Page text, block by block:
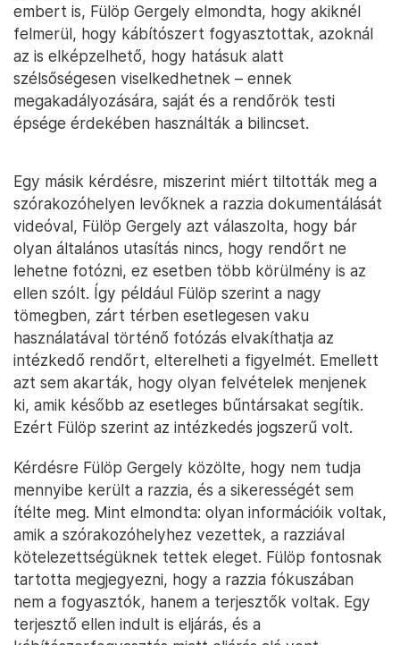
embert is, Fülöp Gergely elmondta, hogy akiknél
felmerül, hogy kábítószert fogyasztottak, azoknál
az is elképzelhető, hogy hatásuk alatt
szélsőségesen viselkedhetnek – ennek
megakadályozására, saját és a rendőrök testi
épsége érdekében használták a bilincset.
Egy másik kérdésre, miszerint miért tiltották meg a
szórakozóhelyen levőknek a razzia dokumentálását
videóval, Fülöp Gergely azt válaszolta, hogy bár
olyan általános utasítás nincs, hogy rendőrt ne
lehetne fotózni, ez esetben több körülmény is az
ellen szólt. Így például Fülöp szerint a nagy
tömegben, zárt térben esetlegesen vaku
használatával történő fotózás elvakíthatja az
intézkedő rendőrt, elterelheti a figyelmét. Emellett
azt sem akarták, hogy olyan felvételek menjenek
ki, amik később az esetleges bűntársakat segítik.
Ezért Fülöp szerint az intézkedés jogszerű volt.
Kérdésre Fülöp Gergely közölte, hogy nem tudja
mennyibe került a razzia, és a sikerességét sem
ítélte meg. Mint elmondta: olyan információik voltak,
amik a szórakozóhelyhez vezettek, a razziával
kötelezettségüknek tettek eleget. Fülöp fontosnak
tartotta megjegyezni, hogy a razzia fókuszában
nem a fogyasztók, hanem a terjesztők voltak. Egy
terjesztő ellen indult is eljárás, és a